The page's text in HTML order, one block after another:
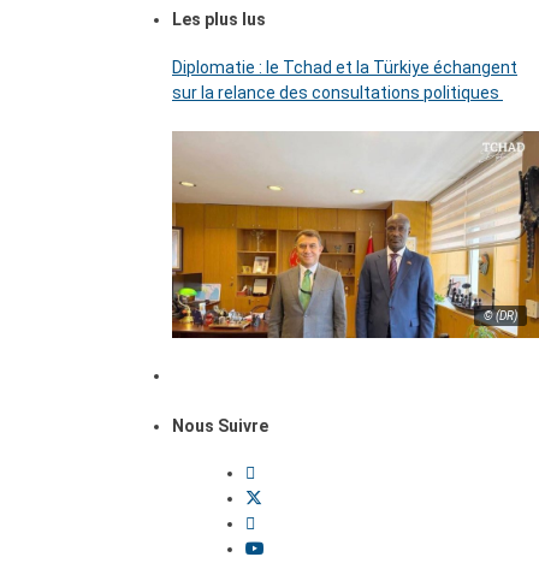
Les plus lus
Diplomatie : le Tchad et la Türkiye échangent
sur la relance des consultations politiques
© (DR)
Nous Suivre